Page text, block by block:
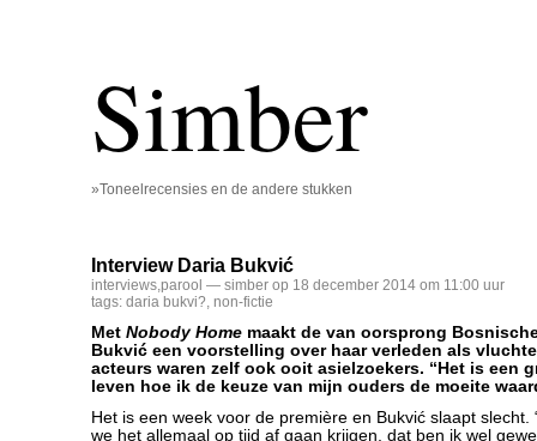
Simber
»Toneelrecensies en de andere stukken
Interview Daria Bukvić
interviews,parool — simber op 18 december 2014 om 11:00 uur
tags: daria bukvi?, non-fictie
Met Nobody Home maakt de van oorsprong
Bukvić een voorstelling over haar verleden als
acteurs waren zelf ook ooit asielzoekers. “Het is een
leven hoe ik de keuze van mijn ouders de moeite
Het is een week voor de première en Bukvić slaapt slecht.
we het allemaal op tijd af gaan krijgen, dat ben ik wel